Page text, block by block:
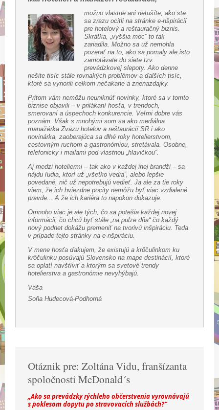
možno vlastne ani netušíte, ako ste
sa zrazu ocitli na stránke e-nšpirácií
pre hotelový a reštauračný biznis.
Skrátka, „vyššia moc“ to tak
zariadila. Možno sa už nemohla
pozerať na to, ako sa pomaly ale isto
zamotávate do siete tzv.
prevádzkovej slepoty. Ako denne
riešite tisíc stále rovnakých problémov a ďalších tisíc,
ktoré sa vynorili celkom nečakane a znenazdajky.
Pritom vám nemôžu neuniknúť novinky, ktoré sa v tomto
biznise objavili – v prilákaní hosťa, v trendoch,
smerovaní a úspechoch konkurencie. Veľmi dobre vás
poznám. Však s mnohými som sa ako mediálna
manažérka Zväzu hotelov a reštaurácií SR i ako
novinárka, zaoberajúca sa dlhé roky hotelierstvom,
cestovným ruchom a gastronómiou, stretávala. Osobne,
telefonicky i mailami pod vlastnou „hlavičkou“.
Aj medzi hoteliermi – tak ako v každej inej brandži – sa
nájdu ľudia, ktorí už „všetko vedia“, alebo lepšie
povedané, nič už nepotrebujú vedieť. Ja ale za tie roky
viem, že ich hviezdne pocity nemôžu byť viac vzdialené
pravde... A že ich kariéra to napokon dokazuje.
Omnoho viac je ale tých, čo sa potešia každej novej
informácii, čo chcú byť stále „na pulze dňa“ čo každý
nový podnet dokážu premeniť na tvorivú inšpiráciu. Teda
v prípade tejto stránky na e-nšpiráciu.
V mene hosťa ďakujem, že existujú a krôčulinkom ku
krôčulinku posúvajú Slovensko na mape destinácií, ktoré
sa oplatí navštíviť a ktorým sa svetové trendy
hotelierstva a gastronómie nevyhýbajú.
Vaša
Soňa Hudecová-Podhorná
Otáznik pre: Zoltána Vidu, franšízanta
spoločnosti McDonald´s
„Ako sa prevádzky rýchleho občerstvenia vyrovnávajú
s poklesom dopytu po stravovacích službách?“